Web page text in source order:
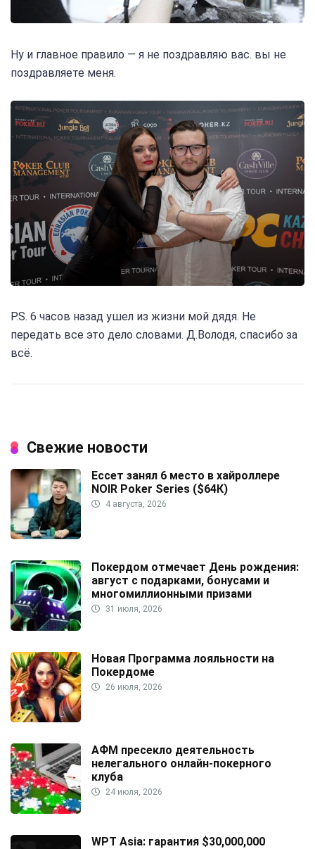
Ну и главное правило — я не поздравляю вас. вы не
поздравляете меня.
P.S. 6 часов назад ушел из жизни мой дядя. Не
передать все это дело словами. Д.Володя, спасибо за
всё.
Свежие новости
Ессет занял 6 место в хайроллере
NOIR Poker Series ($64К)
4 августа, 2026
Покердом отмечает День рождения:
август с подарками, бонусами и
многомиллионными призами
31 июля, 2026
Новая Программа лояльности на
Покердоме
26 июля, 2026
АФМ пресекло деятельность
нелегального онлайн-покерного
клуба
24 июля, 2026
WPT Asia: гарантия $30,000,000